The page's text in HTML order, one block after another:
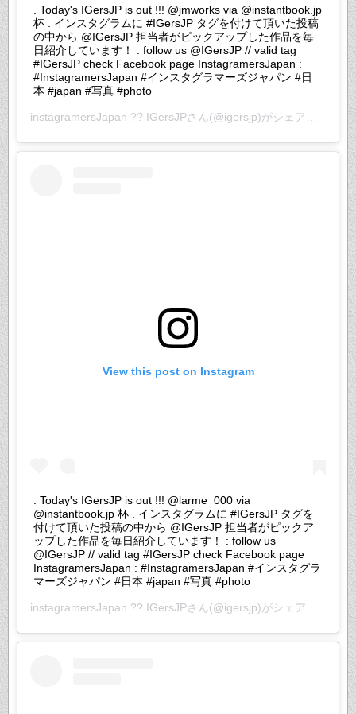
. Today's IGersJP is out !!! @jmworks via @instantbook.jp
杯 . インスタグラムに #IGersJP タグを付けて頂いた投稿
の中から @IGersJP 担当者がピックアップした作品を毎
日紹介しています！ : follow us @IGersJP // valid tag
#IGersJP check Facebook page InstagramersJapan :
#InstagramersJapan #インスタグラマーズジャパン #日
本 #japan #写真 #photo
instagramersJapan ?? IGersJPさん(@igersjp)がシェアした投稿 –
View this post on Instagram
. Today's IGersJP is out !!! @larme_000 via
@instantbook.jp 杯 . インスタグラムに #IGersJP タグを
付けて頂いた投稿の中から @IGersJP 担当者がピックア
ップした作品を毎日紹介しています！ : follow us
@IGersJP // valid tag #IGersJP check Facebook page
InstagramersJapan : #InstagramersJapan #インスタグラ
マーズジャパン #日本 #japan #写真 #photo
instagramersJapan ?? IGersJPさん(@igersjp)がシェアした投稿 –